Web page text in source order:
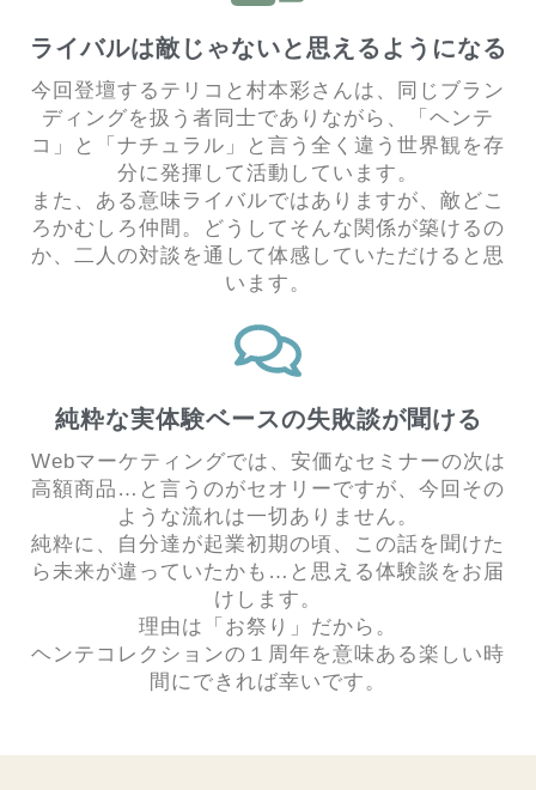
ライバルは敵じゃないと思えるようになる
今回登壇するテリコと村本彩さんは、同じブラン
ディングを扱う者同士でありながら、「ヘンテ
コ」と「ナチュラル」と言う全く違う世界観を存
分に発揮して活動しています。
また、ある意味ライバルではありますが、敵どこ
ろかむしろ仲間。どうしてそんな関係が築けるの
か、二人の対談を通して体感していただけると思
います。
純粋な実体験ベースの失敗談が聞ける
Webマーケティングでは、安価なセミナーの次は
高額商品…と言うのがセオリーですが、今回その
ような流れは一切ありません。
純粋に、自分達が起業初期の頃、この話を聞けた
ら未来が違っていたかも…と思える体験談をお届
けします。
理由は「お祭り」 だから。
ヘンテコレクションの１周年を意味ある楽しい時
間にできれば幸いです。